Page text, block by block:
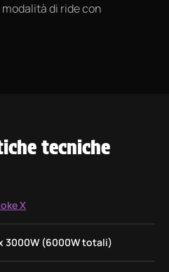
di ride con
tecniche
X
3000W (6000W totali)